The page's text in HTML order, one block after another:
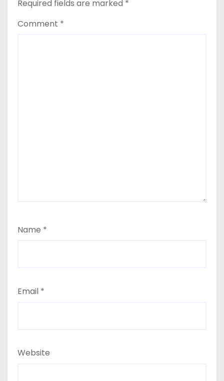
Required fields are marked *
Comment *
Name *
Email *
Website